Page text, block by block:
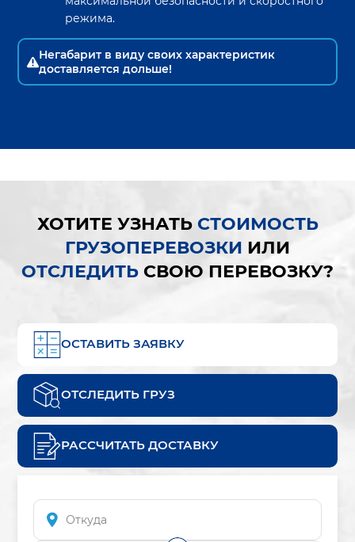
режима.
Негабарит в виду своих характеристик
доставляется дольше!
ХОТИТЕ УЗНАТЬ СТОИМОСТЬ
ГРУЗОПЕРЕВОЗКИ ИЛИ
ОТСЛЕДИТЬ СВОЮ ПЕРЕВОЗКУ?
ОСТАВИТЬ ЗАЯВКУ
ОТСЛЕДИТЬ ГРУЗ
РАССЧИТАТЬ ДОСТАВКУ